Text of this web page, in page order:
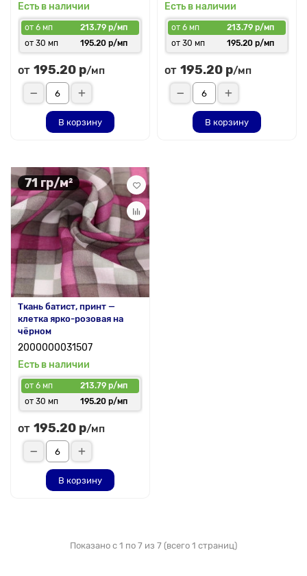
Есть в наличии
от 6 мп
213.79 р/мп
от 30 мп
195.20 р/мп
от 195.20 р/мп
В корзину
Есть в наличии
от 6 мп
213.79 р/мп
от 30 мп
195.20 р/мп
от 195.20 р/мп
В корзину
71 гр/м²
Ткань батист, принт —
клетка ярко-розовая на
чёрном
2000000031507
Есть в наличии
от 6 мп
213.79 р/мп
от 30 мп
195.20 р/мп
от 195.20 р/мп
В корзину
Показано с 1 по 7 из 7 (всего 1 страниц)